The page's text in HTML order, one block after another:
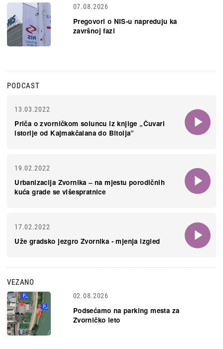
07.08.2026
Pregovori o NIS-u napreduju ka
završnoj fazi
PODCAST
13.03.2022
Priča o zvorničkom soluncu iz knjige „Čuvari
istorije od Kajmakčalana do Bitolja”
19.02.2022
Urbanizacija Zvornika – na mjestu porodičnih
kuća grade se višespratnice
17.02.2022
Uže gradsko jezgro Zvornika - mjenja izgled
VEZANO
02.08.2026
Podsećamo na parking mesta za
Zvorničko leto